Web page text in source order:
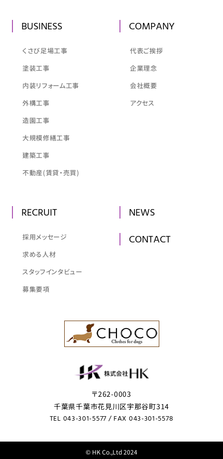
〒262-0003
千葉県千葉市花見川区宇那谷町314
TEL 043-301-5577/ FAX 043-301-5578
BUSINESS
くさび足場工事
塗装工事
内装リフォーム工事
外構工事
造園工事
大規模修繕工事
建築工事
不動産(賃貸・売買)
COMPANY
代表ご挨拶
企業理念
会社概要
アクセス
RECRUIT
採用メッセージ
求める人材
スタッフインタビュー
募集要項
NEWS
CONTACT
© HK Co.,Ltd 2024